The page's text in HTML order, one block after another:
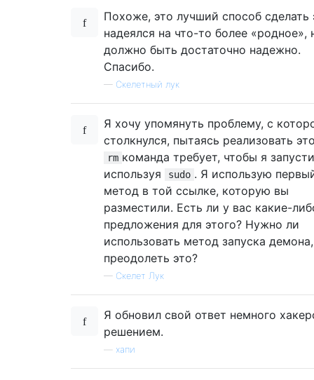
Похоже, это лучший способ сделать
надеялся на что-то более «родное»,
должно быть достаточно надежно.
Спасибо.
— Скелетный лук
Я хочу упомянуть проблему, с
столкнулся, пытаясь реализовать
rm команда требует, чтобы я
используя
sudo . Я использую
метод в той ссылке, которую вы
разместили. Есть ли у вас какие-
предложения для этого? Нужно ли
использовать метод запуска
преодолеть это?
— Скелет Лук
Я обновил свой ответ немного
решением.
хапи